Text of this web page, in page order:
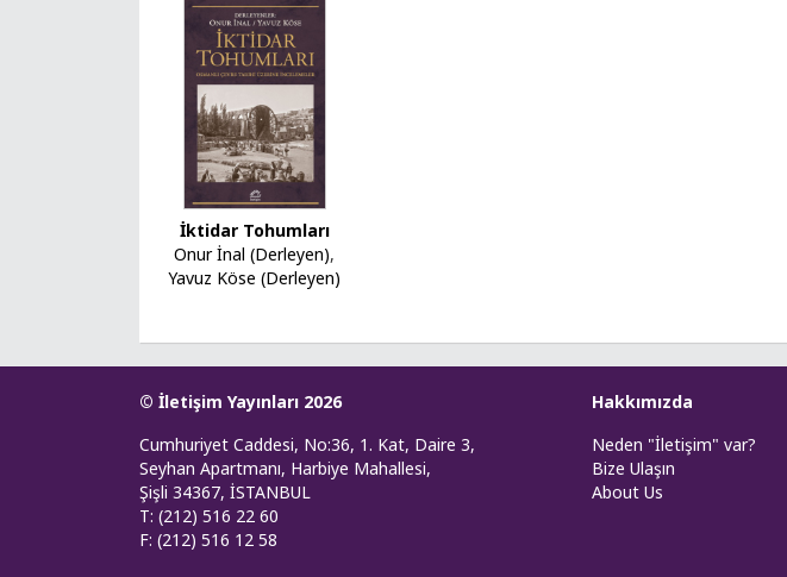
İktidar Tohumları
Onur İnal (Derleyen),
Yavuz Köse (Derleyen)
© İletişim Yayınları 2026
Cumhuriyet Caddesi, No:36, 1. Kat, Daire 3,
Seyhan Apartmanı, Harbiye Mahallesi,
Şişli 34367, İSTANBUL
T: (212) 516 22 60
F: (212) 516 12 58
Hakkımızda
Neden "İletişim" var?
Bize Ulaşın
About Us